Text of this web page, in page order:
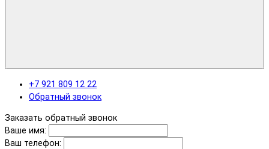
+7 921 809 12 22
Обратный звонок
Заказать обратный звонок
Ваше имя:
Ваш телефон: